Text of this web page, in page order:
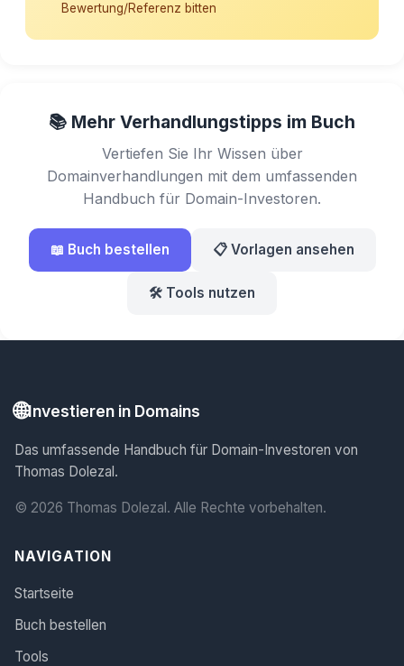
Bewertung/Referenz bitten
📚 Mehr Verhandlungstipps im Buch
Vertiefen Sie Ihr Wissen über
Domainverhandlungen mit dem umfassenden
Handbuch für Domain-Investoren.
📖 Buch bestellen 📋 Vorlagen ansehen
🛠️ Tools nutzen
🌐Investieren in Domains
Das umfassende Handbuch für Domain-Investoren von
Thomas Dolezal.
© 2026 Thomas Dolezal. Alle Rechte vorbehalten.
NAVIGATION
Startseite
Buch bestellen
Tools